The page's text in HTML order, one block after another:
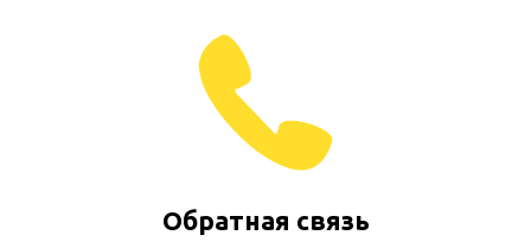
Обратная связь